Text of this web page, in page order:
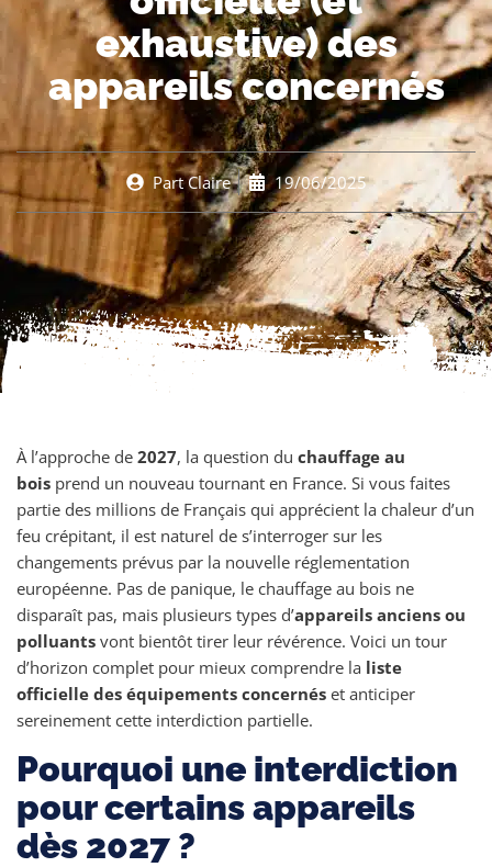
exhaustive) des
appareils concernés
PartClaire 19/06/2025
À l’approche de 2027, la question du chauffage au
bois prend un nouveau tournant en France. Si vous faites
partie des millions de Français qui apprécient la chaleur d’un
feu crépitant, il est naturel de s’interroger sur les
changements prévus par la nouvelle réglementation
européenne. Pas de panique, le chauffage au bois ne
disparaît pas, mais plusieurs types d’appareils anciens ou
polluants vont bientôt tirer leur révérence. Voici un tour
d’horizon complet pour mieux comprendre la liste
officielle des équipements concernés et anticiper
sereinement cette interdiction partielle.
Pourquoi une interdiction
pour certains appareils
dès 2027 ?